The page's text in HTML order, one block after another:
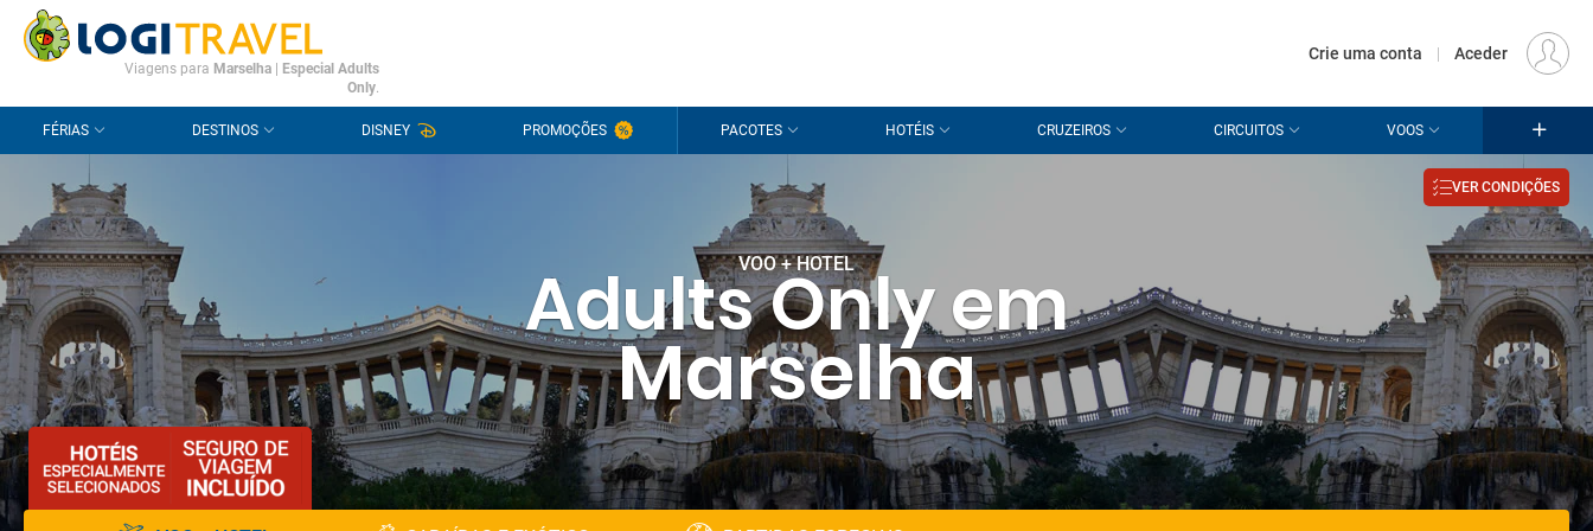
CONTACTO PERGUNTAS FREQUENTES
Viagens para Marselha
Especial Adults
Only.
Crie uma conta | Aceder
FÉRIAS DESTINOS DISNEY PROMOÇÕES PACOTES HOTÉIS CRUZEIROS CIRCUITOS VOOS
VOO + HOTEL
Adults Only em
Marselha
VER CONDIÇÕES